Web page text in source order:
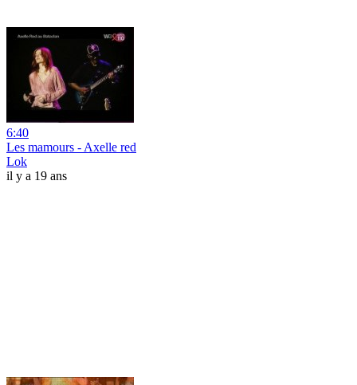
6:40
Les mamours - Axelle red
Lok
il y a 19 ans